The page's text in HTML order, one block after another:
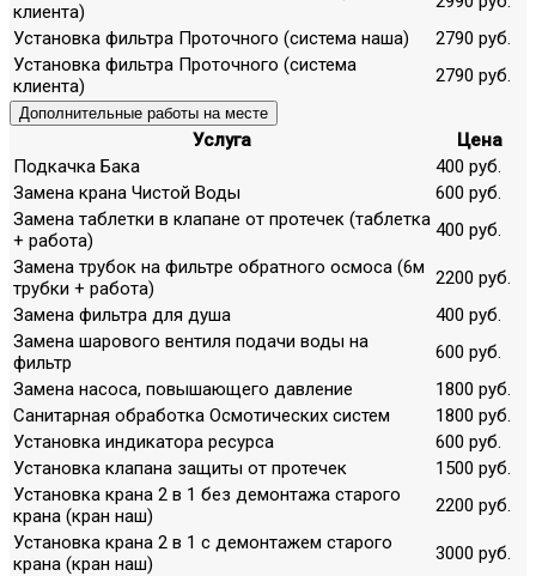
клиента)
Установка фильтра Проточного (система наша)
2790 руб.
Установка фильтра Проточного (система
клиента)
2790 руб.
Дополнительные работы на месте
Услуга
Цена
Подкачка Бака
400 руб.
Замена крана Чистой Воды
600 руб.
Замена таблетки в клапане от протечек (таблетка
+ работа)
400 руб.
Замена трубок на фильтре обратного осмоса (6м
трубки + работа)
2200 руб.
Замена фильтра для душа
400 руб.
Замена шарового вентиля подачи воды на
фильтр
600 руб.
Замена насоса, повышающего давление
1800 руб.
Санитарная обработка Осмотических систем
1800 руб.
Установка индикатора ресурса
600 руб.
Установка клапана защиты от протечек
1500 руб.
Установка крана 2 в 1 без демонтажа старого
крана (кран наш)
2200 руб.
Установка крана 2 в 1 с демонтажем старого
крана (кран наш)
3000 руб.